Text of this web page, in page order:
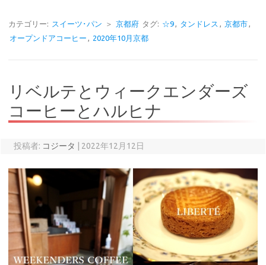
カテゴリー: スイーツ･パン ＞ 京都府 タグ: ☆9, タンドレス , 京都市,
オープンドアコーヒー , 2020年10月京都
リベルテとウィークエンダーズ
コーヒーとハルヒナ
投稿者: コジータ 2022年12月12日